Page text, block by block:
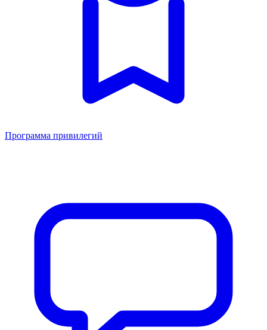
Программа привилегий